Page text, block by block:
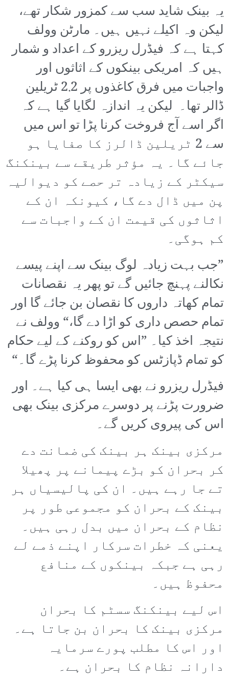
یہ بینک شاید سب سے کمزور شکار تھے،
لیکن وہ اکیلے نہیں ہیں۔ مارٹن وولف
کہتا ہے کہ فیڈرل ریزرو کے اعداد و شمار
ہیں کہ امریکی بینکوں کے اثاثوں اور
واجبات میں فرق کاغذوں پر 2.2 ٹریلین
ڈالر تھا۔ لیکن یہ اندازہ لگایا گیا ہے کہ
اگر اسے آج فروخت کرنا پڑا تو اس میں
سے 2 ٹریلین ڈالرز کا صفایا ہو
جائے گا۔ یہ مؤثر طریقے سے بینکنگ
سیکٹر کے زیادہ تر حصے کو دیوالیہ
پن میں ڈال دے گا، کیونکہ ان کے
اثاثوں کی قیمت ان کے واجبات سے
کم ہوگی۔
”جب بہت زیادہ لوگ بینک سے اپنے پیسے
نکالنے پہنچ جائیں گے تو پھر یہ نقصانات
تمام کھاتہ داروں کا نقصان بن جائے گا اور
تمام حصص داری کو اڑا دے گا،“ وولف نے
نتیجہ اخذ کیا۔ ”اس کو روکنے کے لیے حکام
کو تمام ڈپازٹس کو محفوظ کرنا پڑے گا۔“
فیڈرل ریزرو نے بھی ایسا ہی کیا ہے۔ اور
ضرورت پڑنے پر دوسرے مرکزی بینک بھی
اس کی پیروی کریں گے۔
مرکزی بینک ہر بینک کی ضمانت دے
کر بحران کو بڑے پیمانے پر پھیلا
تے جا رہے ہیں۔ ان کی پالیسیاں ہر
بینک کے بحران کو مجموعی طور پر
نظام کے بحران میں بدل رہی ہیں۔
یعنی کہ خطرات سرکار اپنے ذمے لے
رہی ہے جبکہ بینکوں کے منافع
محفوظ ہیں۔
اس لیے بینکنگ سسٹم کا بحران
مرکزی بینک کا بحران بن جاتا ہے۔
اور اس کا مطلب پورے سرمایہ
دارانہ نظام کا بحران ہے۔